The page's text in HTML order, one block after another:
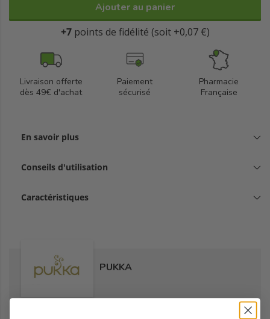
Ajouter au panier
+7 points de fidélité (soit +0,07 €)
Livraison offerte
dès 49€ d'achat
Paiement
sécurisé
Pharmacie
Française
En savoir plus
Conseils d'utilisation
Caractéristiques
PUKKA